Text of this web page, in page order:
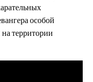
особой
территории